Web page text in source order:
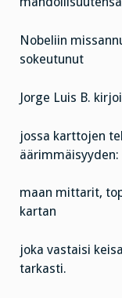
Nobeliin
sokeutunut
Jorge Luis B.
jossa karttojen
äärimmäisyyden:
maan mittarit,
kartan
joka vastaisi
tarkasti.